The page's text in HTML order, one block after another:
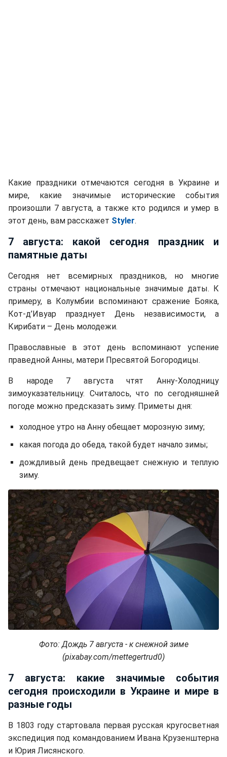
Какие праздники отмечаются сегодня в Украине и
мире, какие значимые исторические события
произошли 7 августа, а также кто родился и умер в
этот день, вам расскажет Styler.
7 августа: какой сегодня праздник и
памятные даты
Сегодня нет всемирных праздников, но многие
страны отмечают национальные значимые даты. К
примеру, в Колумбии вспоминают сражение Бояка,
Кот-д’Ивуар празднует День независимости, а
Кирибати – День молодежи.
Православные в этот день вспоминают успение
праведной Анны, матери Пресвятой Богородицы.
В народе 7 августа чтят Анну-Холодницу
зимоуказательницу. Считалось, что по сегодняшней
погоде можно предсказать зиму. Приметы дня:
холодное утро на Анну обещает морозную зиму;
какая погода до обеда, такой будет начало зимы;
дождливый день предвещает снежную и теплую
зиму.
Фото: Дождь 7 августа - к снежной зиме
(pixabay.com/mettegertrud0)
7 августа: какие значимые события
сегодня происходили в Украине и мире в
разные годы
В 1803 году стартовала первая русская кругосветная
экспедиция под командованием Ивана Крузенштерна
и Юрия Лисянского.